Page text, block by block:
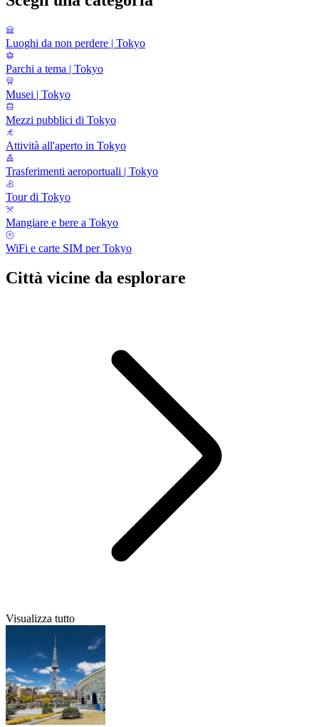
Luoghi da non perdere | Tokyo
Parchi a tema | Tokyo
Musei | Tokyo
Mezzi pubblici di Tokyo
Attività all'aperto in Tokyo
Trasferimenti aeroportuali | Tokyo
Tour di Tokyo
Mangiare e bere a Tokyo
WiFi e carte SIM per Tokyo
Città vicine da esplorare
Visualizza tutto